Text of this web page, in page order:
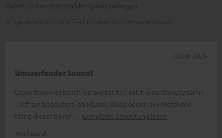
Umwerfender Sound!
Diese Boxen gebe ich nie wieder her, solch eine Klangdynamik
...ich bin begeistert, ob Klassik, Blues oder Havy Metal der
Klang dieser Boxen
Komplette Bewertung lesen
Andreas A.
07.08.2026